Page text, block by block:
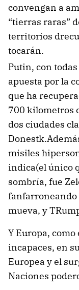
convengan a
“tierras raras”
territorios
tocarán.
Putin, con
apuesta por la
que ha
700 kilometros
dos ciudades
misiles
indica(el único
sombría, fue
fanfarroneando
mueva, y
Y Europa,
incapaces, en
Europea y el
Naciones